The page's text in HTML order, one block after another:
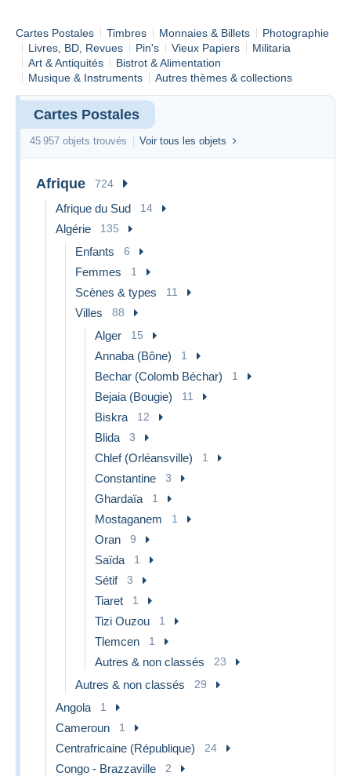
Cartes Postales Timbres Monnaies & Billets
Photographie
Livres, BD, Revues
Pin's Vieux Papiers
Militaria
Art & Antiquités
Bistrot & Alimentation
Musique & Instruments
Autres thèmes & collections
Cartes Postales
45 957 objets trouvés Voir tous les objets
Afrique 724
Afrique du Sud 14
Algérie 135
Enfants 6
Femmes 1
Scènes & types 11
Villes 88
Alger 15
Annaba (Bône) 1
Bechar (Colomb Béchar) 1
Bejaia (Bougie) 11
Biskra 12
Blida 3
Chlef (Orléansville) 1
Constantine 3
Ghardaïa 1
Mostaganem 1
Oran 9
Saïda 1
Sétif 3
Tiaret 1
Tizi Ouzou 1
Tlemcen 1
Autres & non classés 23
Autres & non classés 29
Angola 1
Cameroun 1
Centrafricaine (République) 24
Congo - Brazzaville 2